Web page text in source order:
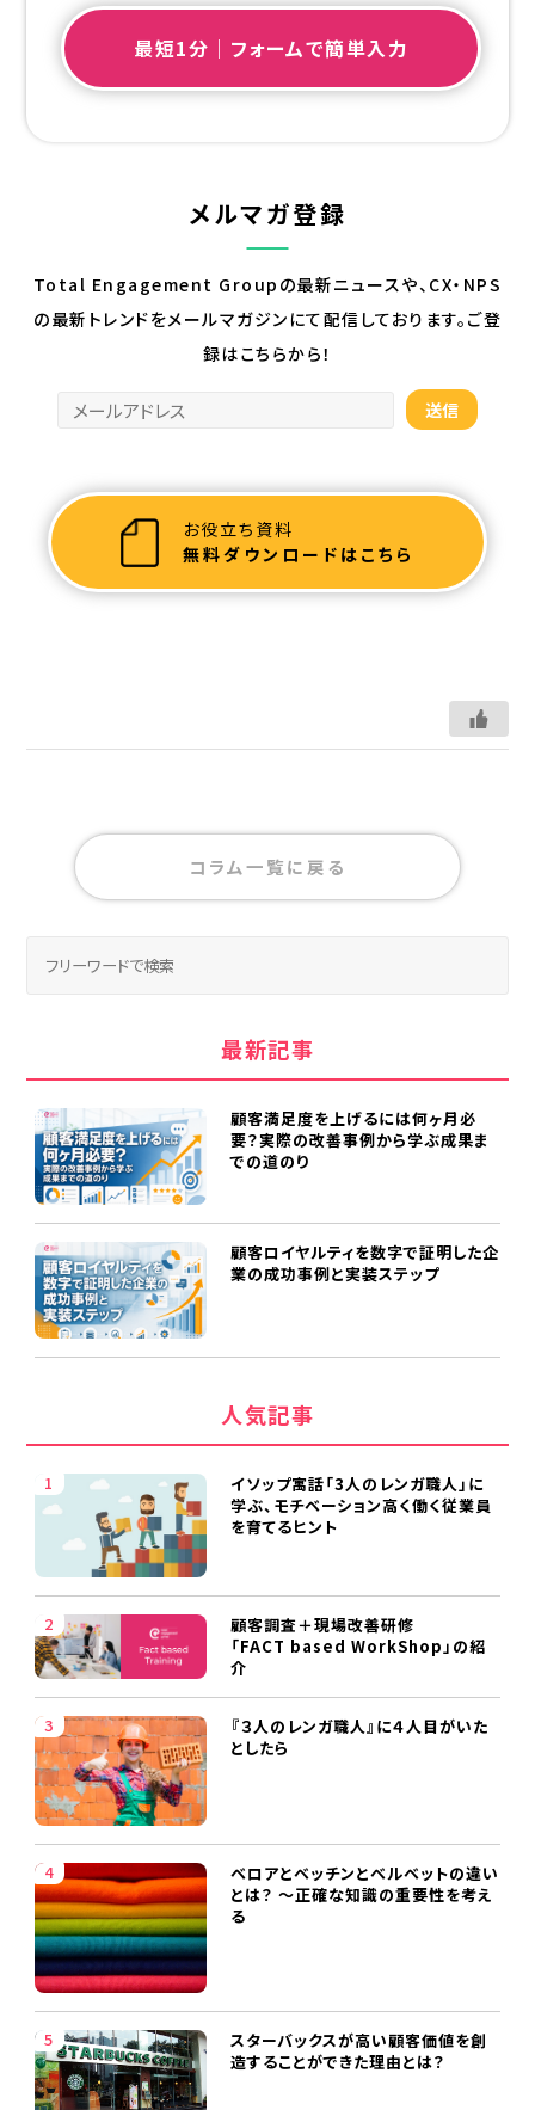
最短1分｜フォームで簡単入力
メルマガ登録
Total Engagement Groupの最新ニュースや、CX・NPS
の最新トレンドをメールマガジンにて配信しております。ご登
録はこちらから！
お役立ち資料
無料ダウンロードはこちら
コラム一覧に戻る
最新記事
顧客満足度を上げるには何ヶ月必
要？実際の改善事例から学ぶ成果ま
での道のり
顧客ロイヤルティを数字で証明した企
業の成功事例と実装ステップ
人気記事
イソップ寓話「3人のレンガ職人」に
学ぶ、モチベーション高く働く従業員
を育てるヒント
顧客調査＋現場改善研修
「FACT based WorkShop」の紹
介
『３人のレンガ職人』に４人目がいた
としたら
ベロアとベッチンとベルベットの違い
とは？ ～正確な知識の重要性を考え
る
スターバックスが高い顧客価値を創
造することができた理由とは？